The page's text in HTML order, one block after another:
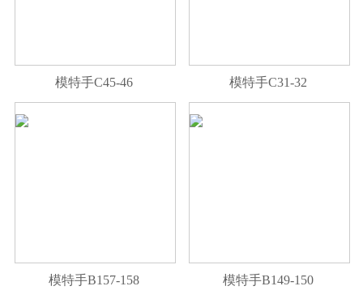
模特手C45-46 模特手C31-32
模特手B157-158 模特手B149-150